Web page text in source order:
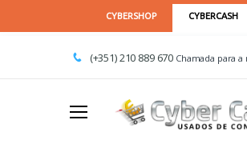
(+351) 210 889 670 Chamada para